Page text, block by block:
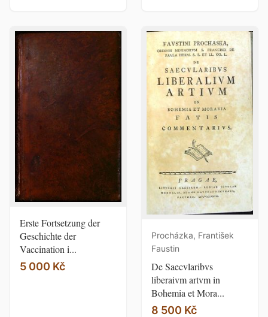
Erste Fortsetzung der
Geschichte der
Vaccination i...
5 000 Kč
Procházka, František
Faustin
De Saecvlaribvs
liberaivm artvm in
Bohemia et Mora...
8 500 Kč